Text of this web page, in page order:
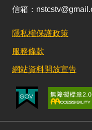
信箱：
隱私權保護政策
服務條款
網站資料開放宣告